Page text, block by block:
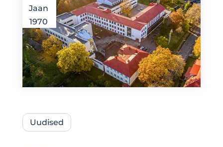
Jaan
1970
Uudised